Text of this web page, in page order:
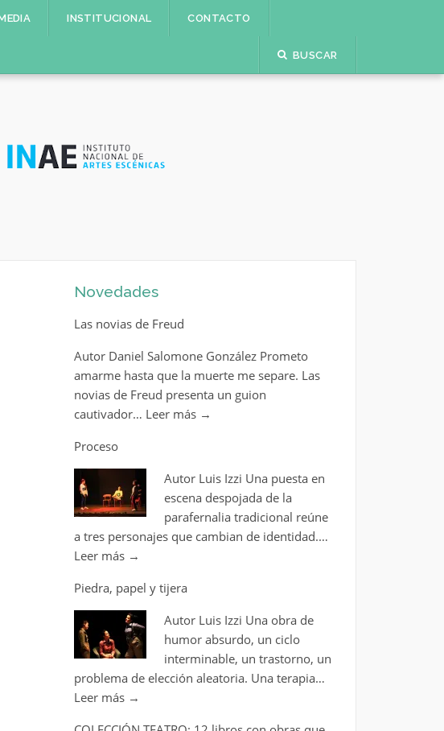
INSTITUCIONAL CONTACTO
BUSCAR
Novedades
Las novias de Freud
Autor Daniel Salomone González Prometo
amarme hasta que la muerte me separe. Las
novias de Freud presenta un guion
cautivador… Leer más →
Proceso
Autor Luis Izzi Una puesta en
escena despojada de la
parafernalia tradicional reúne
a tres personajes que cambian de identidad.…
Leer más →
Piedra, papel y tijera
Autor Luis Izzi Una obra de
humor absurdo, un ciclo
interminable, un trastorno, un
problema de elección aleatoria. Una terapia…
Leer más →